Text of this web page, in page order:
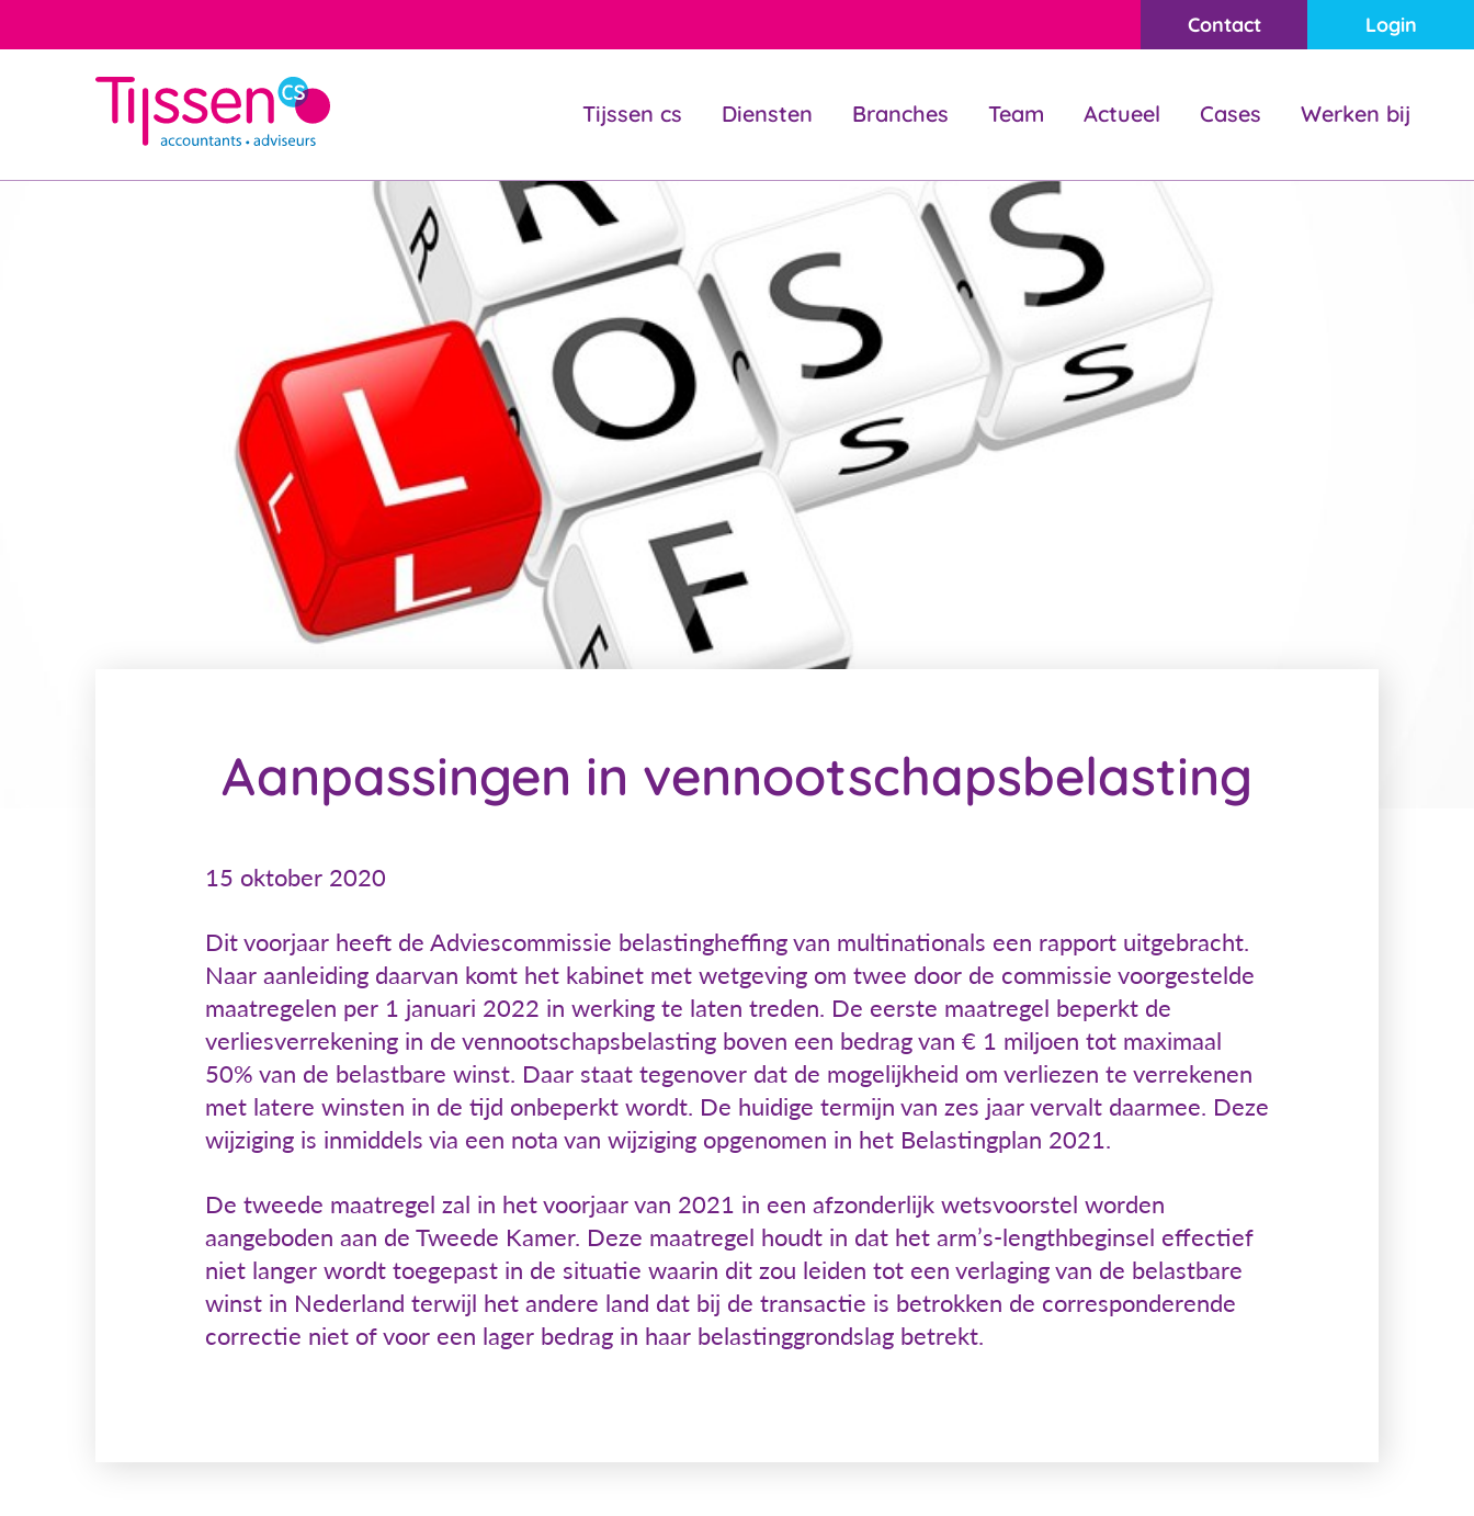
Contact Login
Tijssen cs Diensten Branches Team Actueel Cases Werken bij
Aanpassingen in vennootschapsbelasting
15 oktober 2020
Dit voorjaar heeft de Adviescommissie belastingheffing van multinationals een rapport uitgebracht.
Naar aanleiding daarvan komt het kabinet met wetgeving om twee door de commissie voorgestelde
maatregelen per 1 januari 2022 in werking te laten treden. De eerste maatregel beperkt de
verliesverrekening in de vennootschapsbelasting boven een bedrag van € 1 miljoen tot maximaal
50% van de belastbare winst. Daar staat tegenover dat de mogelijkheid om verliezen te verrekenen
met latere winsten in de tijd onbeperkt wordt. De huidige termijn van zes jaar vervalt daarmee. Deze
wijziging is inmiddels via een nota van wijziging opgenomen in het Belastingplan 2021.
De tweede maatregel zal in het voorjaar van 2021 in een afzonderlijk wetsvoorstel worden
aangeboden aan de Tweede Kamer. Deze maatregel houdt in dat het arm’s-lengthbeginsel effectief
niet langer wordt toegepast in de situatie waarin dit zou leiden tot een verlaging van de belastbare
winst in Nederland terwijl het andere land dat bij de transactie is betrokken de corresponderende
correctie niet of voor een lager bedrag in haar belastinggrondslag betrekt.